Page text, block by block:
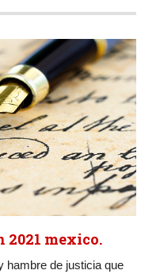
mexico.
hambre de justicia que